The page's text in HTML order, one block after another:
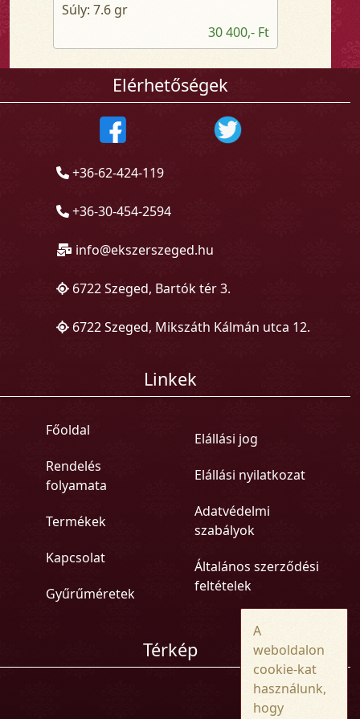
Súly: 7.6 gr
30 400,- Ft
Elérhetőségek
+36-62-424-119
+36-30-454-2594
info@ekszerszeged.hu
6722 Szeged, Bartók tér 3.
6722 Szeged, Mikszáth Kálmán utca 12.
Linkek
Főoldal
Rendelés
folyamata
Termékek
Kapcsolat
Gyűrűméretek
Elállási jog
Elállási nyilatkozat
Adatvédelmi
szabályok
Általános szerződési
feltételek
Térkép
A
weboldalon
cookie-kat
használunk,
hogy